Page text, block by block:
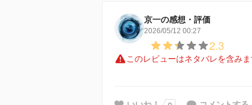
京一の感想・評価
2026/05/12 00:27
2.3
このレビューはネタバレを含みま